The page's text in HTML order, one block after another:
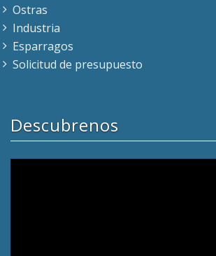
Ostras
Industria
Esparragos
Solicitud de presupuesto
Descubrenos